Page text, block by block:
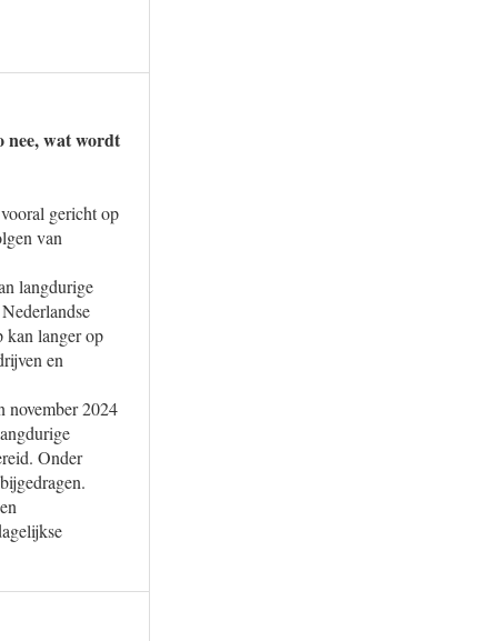
nee, wat wordt
gericht op
van
langdurige
kan langer op
en
november 2024
Onder